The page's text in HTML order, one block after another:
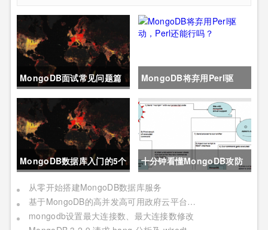
MongoDB面试常见问题篇
MongoDB将弃用Perl驱
动，Perl还能行吗？
MongoDB数据库入门的5个
简单步骤
十分钟看懂MongoDB攻防
实战
从零开始搭建MongoDB数据库服务
基于MongoDB的高并发高可用政府云平台架构实践
mongodb设置最大连接数、最大连接数修改